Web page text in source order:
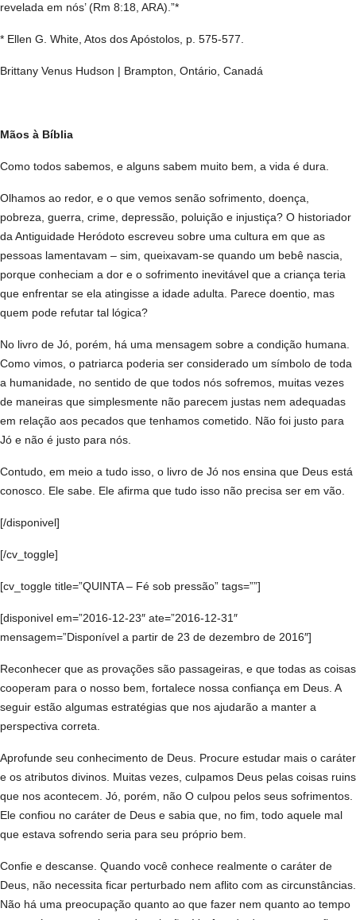
revelada em nós’ (Rm 8:18, ARA).”*
* Ellen G. White, Atos dos Apóstolos, p. 575-577.
Brittany Venus Hudson | Brampton, Ontário, Canadá
Mãos à Bíblia
Como todos sabemos, e alguns sabem muito bem, a vida é dura.
Olhamos ao redor, e o que vemos senão sofrimento, doença,
pobreza, guerra, crime, depressão, poluição e injustiça? O historiador
da Antiguidade Heródoto escreveu sobre uma cultura em que as
pessoas lamentavam – sim, queixavam-se quando um bebê nascia,
porque conheciam a dor e o sofrimento inevitável que a criança teria
que enfrentar se ela atingisse a idade adulta. Parece doentio, mas
quem pode refutar tal lógica?
No livro de Jó, porém, há uma mensagem sobre a condição humana.
Como vimos, o patriarca poderia ser considerado um símbolo de toda
a humanidade, no sentido de que todos nós sofremos, muitas vezes
de maneiras que simplesmente não parecem justas nem adequadas
em relação aos pecados que tenhamos cometido. Não foi justo para
Jó e não é justo para nós.
Contudo, em meio a tudo isso, o livro de Jó nos ensina que Deus está
conosco. Ele sabe. Ele afirma que tudo isso não precisa ser em vão.
[/disponivel]
[/cv_toggle]
[cv_toggle title=”QUINTA – Fé sob pressão” tags=””]
[disponivel em=”2016-12-23″ ate=”2016-12-31″
mensagem=”Disponível a partir de 23 de dezembro de 2016″]
Reconhecer que as provações são passageiras, e que todas as coisas
cooperam para o nosso bem, fortalece nossa confiança em Deus. A
seguir estão algumas estratégias que nos ajudarão a manter a
perspectiva correta.
Aprofunde seu conhecimento de Deus. Procure estudar mais o caráter
e os atributos divinos. Muitas vezes, culpamos Deus pelas coisas ruins
que nos acontecem. Jó, porém, não O culpou pelos seus sofrimentos.
Ele confiou no caráter de Deus e sabia que, no fim, todo aquele mal
que estava sofrendo seria para seu próprio bem.
Confie e descanse. Quando você conhece realmente o caráter de
Deus, não necessita ficar perturbado nem aflito com as circunstâncias.
Não há uma preocupação quanto ao que fazer nem quanto ao tempo